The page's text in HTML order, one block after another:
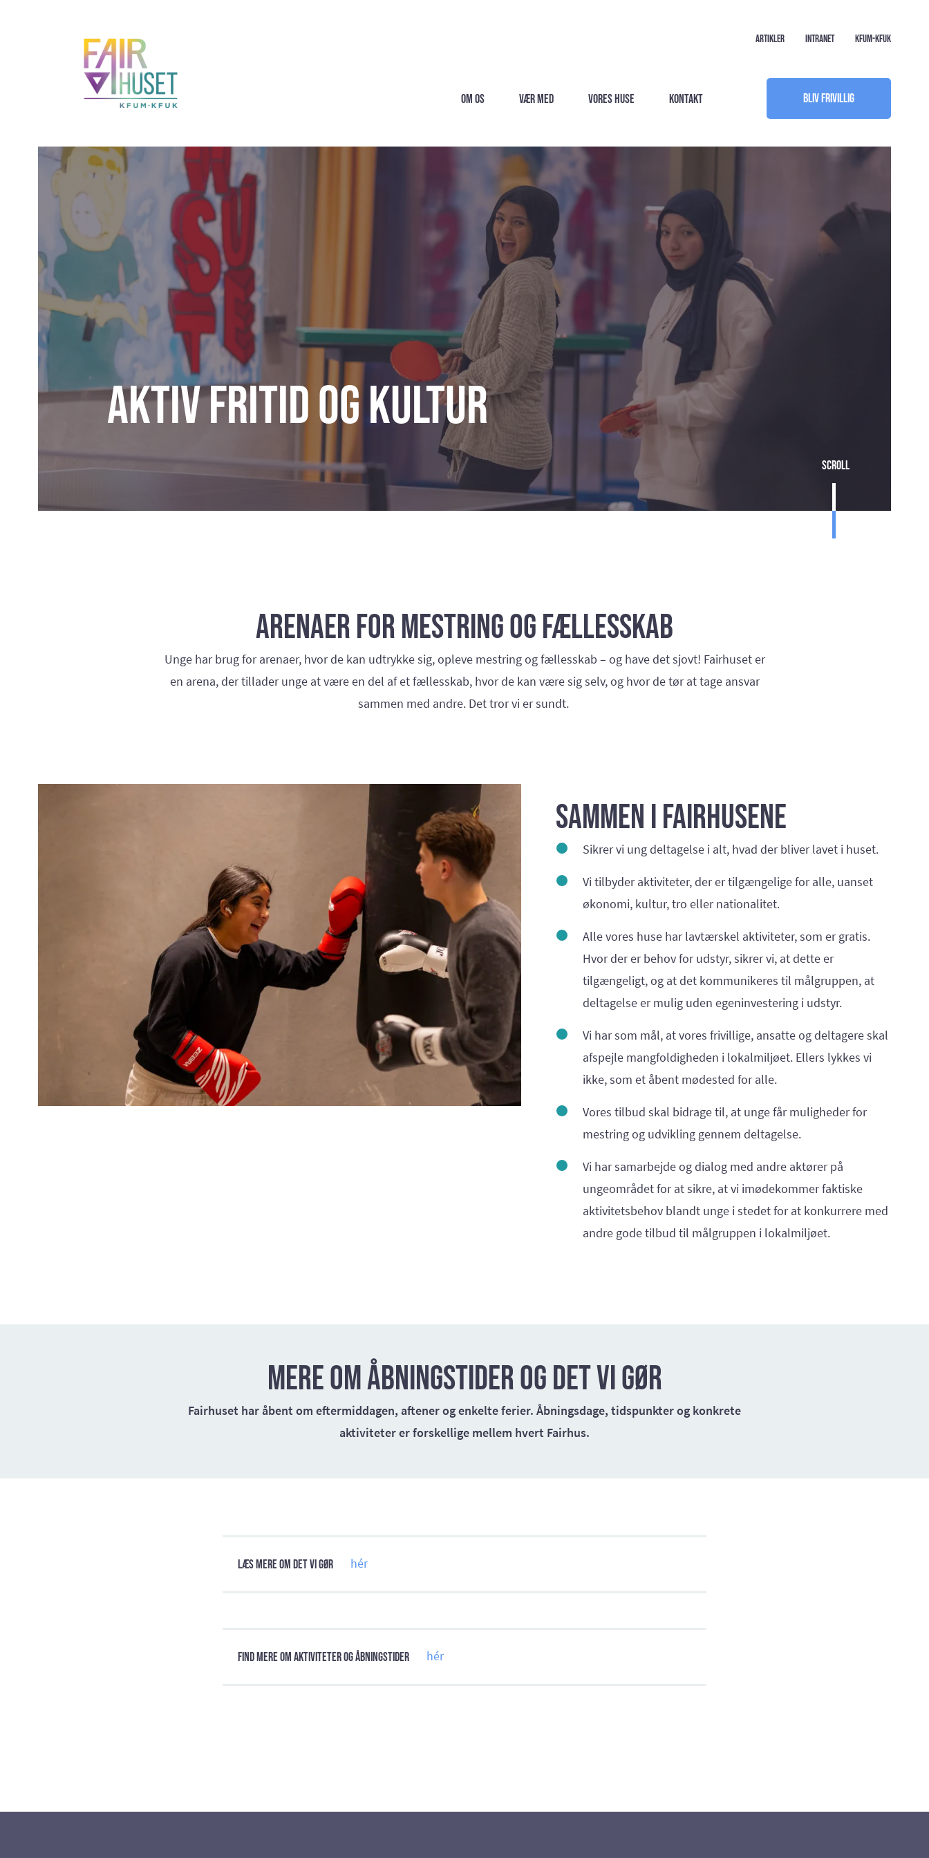
Artikler Intranet KFUM-KFUK
Om os Vær med Vores huse Kontakt Bliv frivillig
Aktiv fritid og kultur
Scroll
Arenaer for mestring og fællesskab
Unge har brug for arenaer, hvor de kan udtrykke sig, opleve mestring og fællesskab – og have det sjovt! Fairhuset er
en arena, der tillader unge at være en del af et fællesskab, hvor de kan være sig selv, og hvor de tør at tage ansvar
sammen med andre. Det tror vi er sundt.
Sammen i Fairhusene
Sikrer vi ung deltagelse i alt, hvad der bliver lavet i huset.
Vi tilbyder aktiviteter, der er tilgængelige for alle, uanset
økonomi, kultur, tro eller nationalitet.
Alle vores huse har lavtærskel aktiviteter, som er gratis.
Hvor der er behov for udstyr, sikrer vi, at dette er
tilgængeligt, og at det kommunikeres til målgruppen, at
deltagelse er mulig uden egeninvestering i udstyr.
Vi har som mål, at vores frivillige, ansatte og deltagere skal
afspejle mangfoldigheden i lokalmiljøet. Ellers lykkes vi
ikke, som et åbent mødested for alle.
Vores tilbud skal bidrage til, at unge får muligheder for
mestring og udvikling gennem deltagelse.
Vi har samarbejde og dialog med andre aktører på
ungeområdet for at sikre, at vi imødekommer faktiske
aktivitetsbehov blandt unge i stedet for at konkurrere med
andre gode tilbud til målgruppen i lokalmiljøet.
Mere om åbningstider og det vi gør
Fairhuset har åbent om eftermiddagen, aftener og enkelte ferier. Åbningsdage, tidspunkter og konkrete
aktiviteter er forskellige mellem hvert Fairhus.
Læs mere om det vi gør hér
Find mere om aktiviteter og åbningstider hér